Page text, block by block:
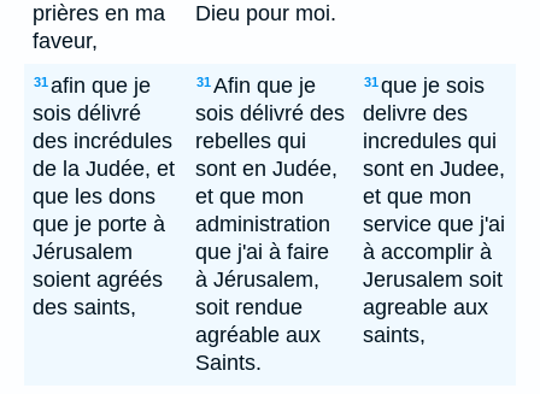
prières en ma
faveur,
Dieu pour moi.
31afin que je
sois délivré
des incrédules
de la Judée, et
que les dons
que je porte à
Jérusalem
soient agréés
des saints,
31Afin que je
sois délivré des
rebelles qui
sont en Judée,
et que mon
administration
que j'ai à faire
à Jérusalem,
soit rendue
agréable aux
Saints.
31que je sois
delivre des
incredules qui
sont en Judee,
et que mon
service que j'ai
à accomplir à
Jerusalem soit
agreable aux
saints,